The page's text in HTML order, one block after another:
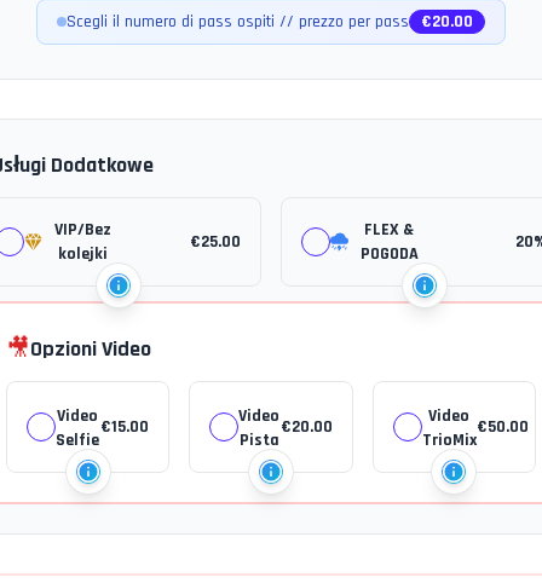
Scegli il numero di pass ospiti // prezzo per pass €20.00
Dodatkowe
VIP/Bez
kolejki
€25.00
FLEX &
POGODA
🎥Opzioni Video
Video
Selfie
€15.00
Video
Pista
€20.00
Video
TrioMix
€50.00